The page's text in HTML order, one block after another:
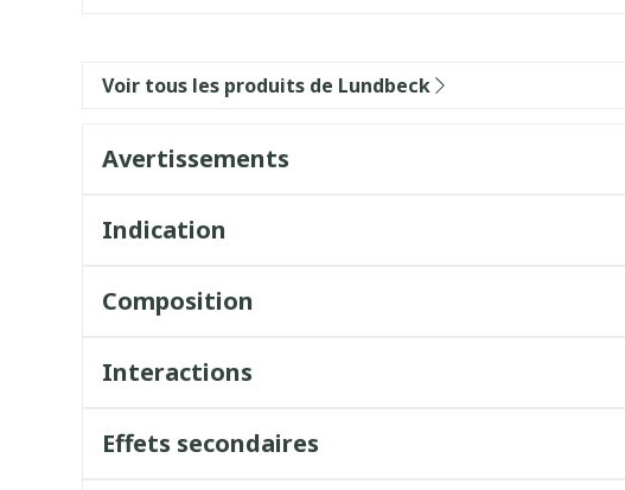
Voir tous les produits de Lundbeck
Avertissements
Indication
Composition
Interactions
Effets secondaires